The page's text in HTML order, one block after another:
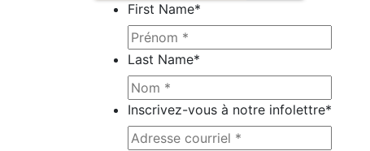
First Name*
Last Name*
Inscrivez-vous à notre infolettre*